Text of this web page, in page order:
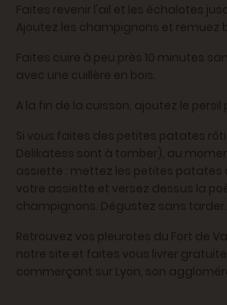
Faites revenir l'ail et les échalotes
Ajoutez les champignons et remuez
Faites cuire à peu près 10 minutes
avec une cuillère en bois.
A la fin de la cuisson, ajoutez le
Si vous faites des petites patates
Delikatess sont à tomber), au
assiette : mettez les petites patates
votre assiette et versez dessus la
champignons. Dégustez sans tarder.
Retrouvez vos pleurotes du Fort de
notre site et faites vous livrer
commerçant sur Lyon, son